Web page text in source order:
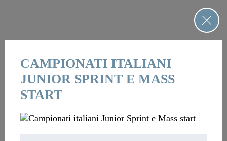
CAMPIONATI ITALIANI
JUNIOR SPRINT E MASS
START